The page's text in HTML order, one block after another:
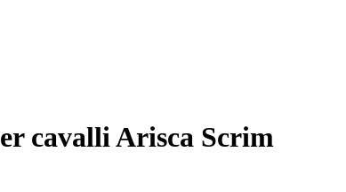
cavalli Arisca Scrim